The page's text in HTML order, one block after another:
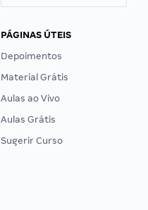
PÁGINAS ÚTEIS
Depoimentos
Material Grátis
Aulas ao Vivo
Aulas Grátis
Sugerir Curso